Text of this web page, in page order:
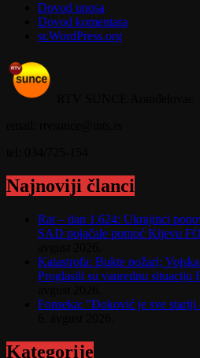
Dovod unosa
Dovod komentara
sr.WordPress.org
Najnoviji članci
Rat – dan 1.624: Ukrajinci
SAD pojačale pomoć Kijevu
Katastrofa: Bukte požari;
Proglasili su vanrednu
Fonseka: "Đoković je sve stariji
Kategorije